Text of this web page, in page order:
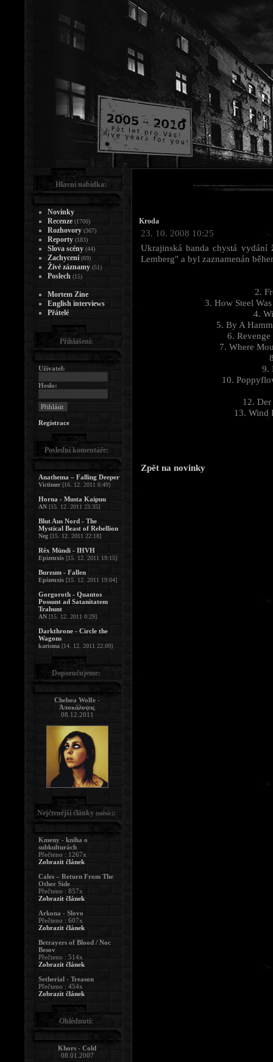
Kroda
23. 10. 2008 10:25
Ukrajinská banda chystá vydání
Lemberg" a byl zaznamenán
2.
3. How Steel
4.
5. By A
6.
7. Where
9.
10.
12.
13. Wind
Zpět na novinky
Hlavní nabídka:
Novinky
Recenze (1700)
Rozhovory (367)
Reporty (183)
Slova scény (44)
Zachycení (69)
Živé záznamy (51)
Poslech (15)
Mortem Zine
English interviews
Přátelé
Přihlášení:
Uživatel:
Heslo:
Registrace
Poslední komentáře:
Anathema – Falling Deeper
Victimer[16. 12. 2011 6:49]
Horna - Musta Kaipuu
AN [15. 12. 2011 23:35]
Blut Aus Nord - The
Mystical Beast of Rebellion
Neg [15. 12. 2011 22:18]
Rêx Mündi - IHVH
Epizeuxis [15. 12. 2011 19:15]
Burzum - Fallen
Epizeuxis [15. 12. 2011 19:04]
Gorgoroth - Quantos
Possunt ad Satanitatem
Trahunt
AN [15. 12. 2011 0:29]
Darkthrone - Circle the
Wagons
karisma [14. 12. 2011 22:09]
Doporučujeme:
Chelsea Wolfe -
Ἀποκάλυψις
08.12.2011
Nejčtenější články (měsíc):
Kmeny - kniha o
subkulturách
Přečteno : 1267x
Zobrazit článek
Cales – Return From The
Other Side
Přečteno : 857x
Zobrazit článek
Arkona - Slovo
Přečteno : 607x
Zobrazit článek
Betrayers of Blood / Noc
Besov
Přečteno : 514x
Zobrazit článek
Setherial - Treason
Přečteno : 454x
Zobrazit článek
Ohlédnutí:
Khors - Cold
08.01.2007